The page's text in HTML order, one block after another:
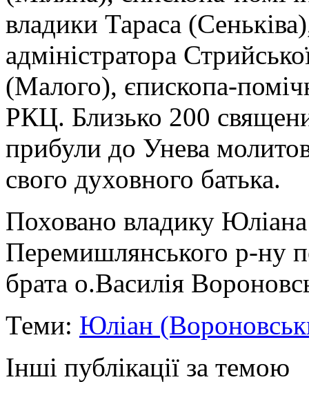
владики Тараса
адміністратора
(Малого), єпископа-
РКЦ. Близько 200
прибули до Унева
свого духовного батька.
Поховано владику Юліана
Перемишлянського р-ну
брата о.Василія
Теми: Юліан
Інші публікації за темою